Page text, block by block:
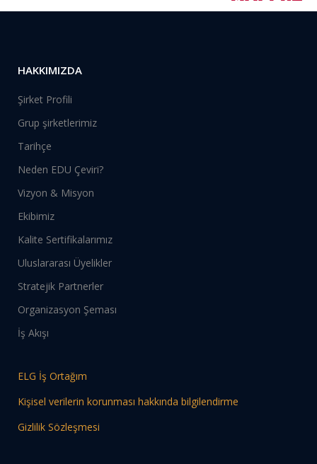
HAKKIMIZDA
Şirket Profili
Grup şirketlerimiz
Tarihçe
Neden EDU Çeviri?
Vizyon & Misyon
Ekibimiz
Kalite Sertifikalarımız
Uluslararası Üyelikler
Stratejik Partnerler
Organizasyon Şeması
İş Akışı
ELG İş Ortağım
Kişisel verilerin korunması hakkında bilgilendirme
Gizlilik Sözleşmesi